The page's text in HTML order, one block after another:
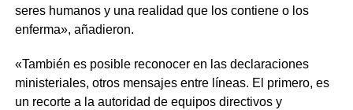
seres humanos y una realidad que los contiene o los
enferma», añadieron.
«También es posible reconocer en las declaraciones
ministeriales, otros mensajes entre líneas. El primero, es
un recorte a la autoridad de equipos directivos y